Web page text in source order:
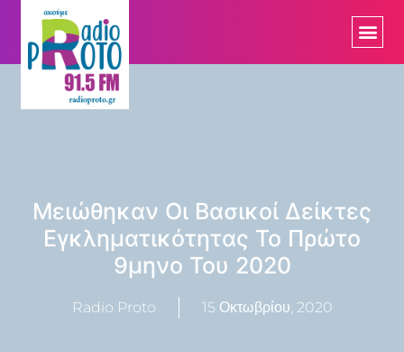
Μειώθηκαν Οι Βασικοί Δείκτες
Εγκληματικότητας Το Πρώτο
9μηνο Του 2020
Radio Proto 15 Οκτωβρίου, 2020